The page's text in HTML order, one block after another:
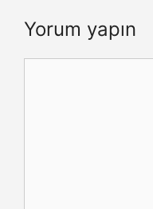
Yorum yapın